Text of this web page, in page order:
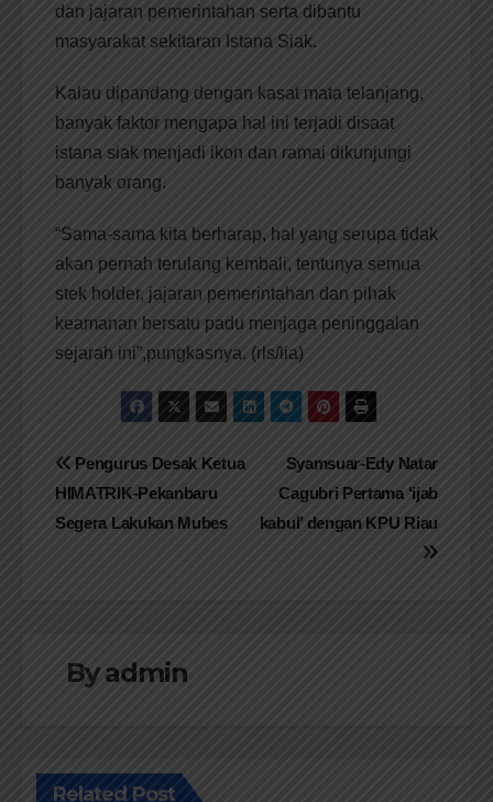
dan jajaran pemerintahan serta dibantu
masyarakat sekitaran Istana Siak.
Kalau dipandang dengan kasat mata telanjang,
banyak faktor mengapa hal ini terjadi disaat
istana siak menjadi ikon dan ramai dikunjungi
banyak orang.
“Sama-sama kita berharap, hal yang serupa tidak
akan pernah terulang kembali, tentunya semua
stek holder, jajaran pemerintahan dan pihak
keamanan bersatu padu menjaga peninggalan
sejarah ini”,pungkasnya. (rls/lia)
Navigasi
pos
Syamsuar-Edy Natar
Cagubri Pertama ‘ijab
kabul’ dengan KPU Riau
Pengurus Desak Ketua
HIMATRIK-Pekanbaru
Segera Lakukan Mubes
Byadmin
Related Post